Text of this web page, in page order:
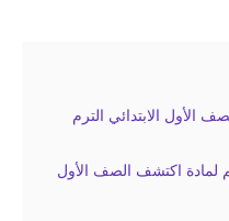
الأول الابتدائي الترم
لمادة اكتشف الصف الأول